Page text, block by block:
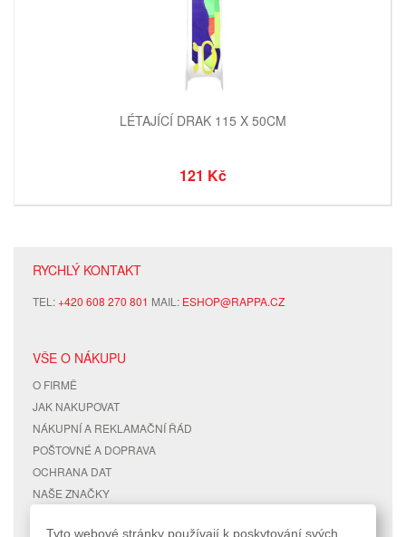
LÉTAJÍCÍ DRAK 115 X 50CM
121 Kč
RYCHLÝ KONTAKT
TEL:+420 608 270 801 MAIL: ESHOP@RAPPA.CZ
VŠE O NÁKUPU
O FIRMĚ
JAK NAKUPOVAT
NÁKUPNÍ A REKLAMAČNÍ ŘÁD
POŠTOVNÉ A DOPRAVA
OCHRANA DAT
NAŠE ZNAČKY
Tyto webové stránky používají k poskytování svých